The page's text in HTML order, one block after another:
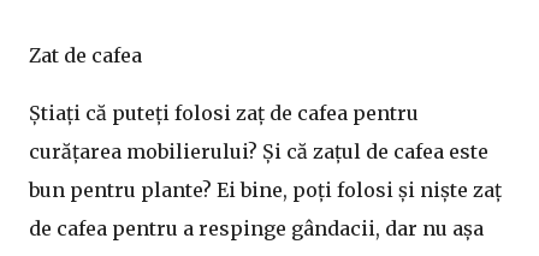
Zat de cafea
Știați că puteți folosi zaț de cafea pentru
curățarea mobilierului? Și că zațul de cafea este
bun pentru plante? Ei bine, poți folosi și niște zaț
de cafea pentru a respinge gândacii, dar nu așa